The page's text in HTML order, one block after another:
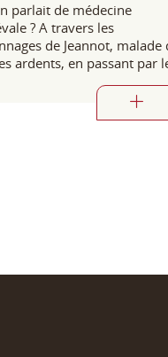
parlait de médecine
? A travers les
de Jeannot, malade
ardents, en passant par
apothicaire, le novice
jusqu'au barbier-
médiévale se